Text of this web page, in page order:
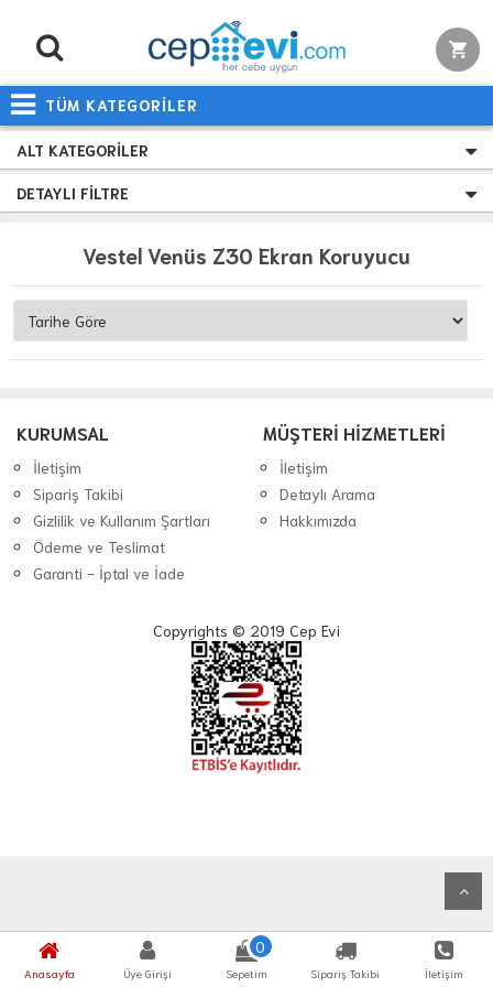
TÜM KATEGORİLER
Anasayfa Üye Girişi
0
Sepetim Sipariş Takibi İletişim
ALT KATEGORILER
DETAYLI FILTRE
Vestel Venüs Z30 Ekran Koruyucu
KURUMSAL
İletişim
Sipariş Takibi
Gizlilik ve Kullanım Şartları
Ödeme ve Teslimat
Garanti - İptal ve İade
MÜŞTERİ HİZMETLERİ
İletişim
Detaylı Arama
Hakkımızda
Copyrights © 2019 Cep Evi